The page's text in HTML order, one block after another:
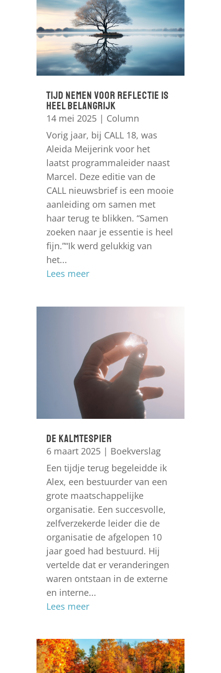
Tijd nemen voor reflectie is
heel belangrijk
14 mei 2025| Column
Vorig jaar, bij CALL 18, was
Aleida Meijerink voor het
laatst programmaleider naast
Marcel. Deze editie van de
CALL nieuwsbrief is een mooie
aanleiding om samen met
haar terug te blikken. “Samen
zoeken naar je essentie is heel
fijn.”“Ik werd gelukkig van
het...
Lees meer
De Kalmtespier
6 maart 2025| Boekverslag
Een tijdje terug begeleidde ik
Alex, een bestuurder van een
grote maatschappelijke
organisatie. Een succesvolle,
zelfverzekerde leider die de
organisatie de afgelopen 10
jaar goed had bestuurd. Hij
vertelde dat er veranderingen
waren ontstaan in de externe
en interne...
Lees meer